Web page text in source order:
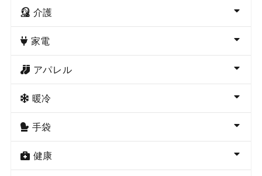
介護
家電
アパレル
暖冷
手袋
健康